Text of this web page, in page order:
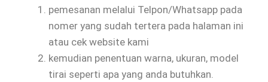
pemesanan melalui Telpon/Whatsapp pada
nomer yang sudah tertera pada halaman ini
atau cek website kami
kemudian penentuan warna, ukuran, model
tirai seperti apa yang anda butuhkan.